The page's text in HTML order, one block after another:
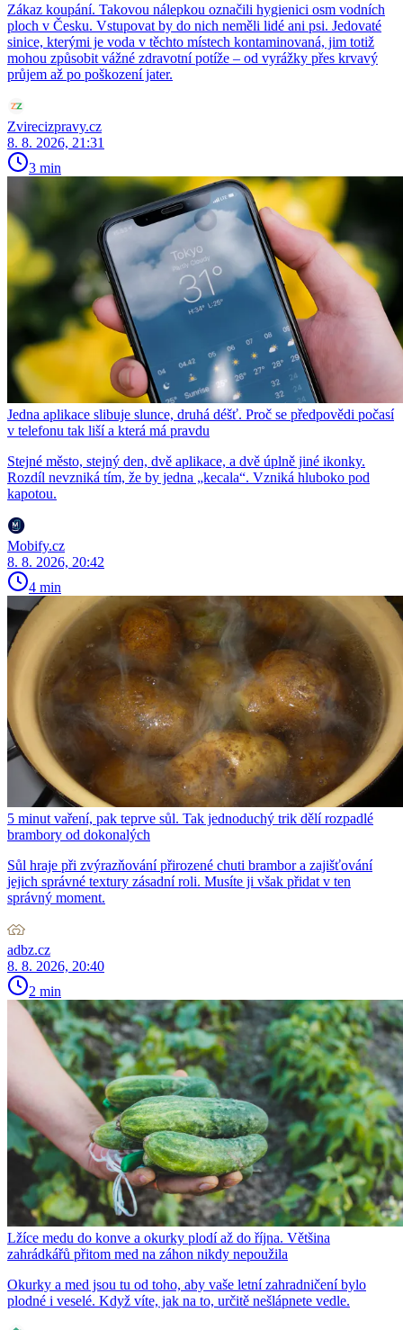
Zákaz koupání. Takovou nálepkou označili hygienici osm vodních
ploch v Česku. Vstupovat by do nich neměli lidé ani psi. Jedovaté
sinice, kterými je voda v těchto místech kontaminovaná, jim totiž
mohou způsobit vážné zdravotní potíže – od vyrážky přes krvavý
průjem až po poškození jater.
Zvirecizpravy.cz
8. 8. 2026, 21:31
3 min
Jedna aplikace slibuje slunce, druhá déšť. Proč se předpovědi počasí
v telefonu tak liší a která má pravdu
Stejné město, stejný den, dvě aplikace, a dvě úplně jiné ikonky.
Rozdíl nevzniká tím, že by jedna „kecala“. Vzniká hluboko pod
kapotou.
Mobify.cz
8. 8. 2026, 20:42
4 min
5 minut vaření, pak teprve sůl. Tak jednoduchý trik dělí rozpadlé
brambory od dokonalých
Sůl hraje při zvýrazňování přirozené chuti brambor a zajišťování
jejich správné textury zásadní roli. Musíte ji však přidat v ten
správný moment.
adbz.cz
8. 8. 2026, 20:40
2 min
Lžíce medu do konve a okurky plodí až do října. Většina
zahrádkářů přitom med na záhon nikdy nepoužila
Okurky a med jsou tu od toho, aby vaše letní zahradničení bylo
plodné i veselé. Když víte, jak na to, určitě nešlápnete vedle.